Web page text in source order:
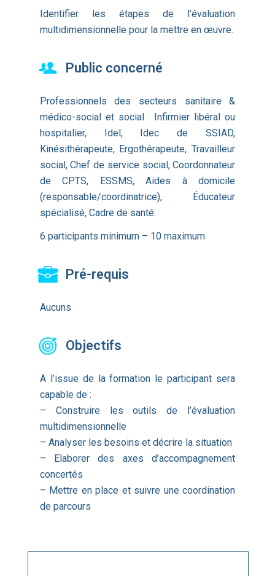
Identifier les étapes de l’évaluation
multidimensionnelle pour la mettre en œuvre.
Public concerné
Professionnels des secteurs sanitaire &
médico-social et social : Infirmier libéral ou
hospitalier, Idel, Idec de SSIAD,
Kinésithérapeute, Ergothérapeute, Travailleur
social, Chef de service social, Coordonnateur
de CPTS, ESSMS, Aides à domicile
(responsable/coordinatrice), Éducateur
spécialisé, Cadre de santé.
6 participants minimum – 10 maximum
Pré-requis
Aucuns
Objectifs
A l’issue de la formation le participant sera
capable de :
– Construire les outils de l’évaluation
multidimensionnelle
– Analyser les besoins et décrire la situation
– Elaborer des axes d’accompagnement
concertés
– Mettre en place et suivre une coordination
de parcours